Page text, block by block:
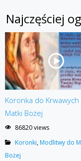
Najczęściej
Koronka do Krwawych
Matki Bożej
86820 views
Koronki,Modlitwy do
Bożej